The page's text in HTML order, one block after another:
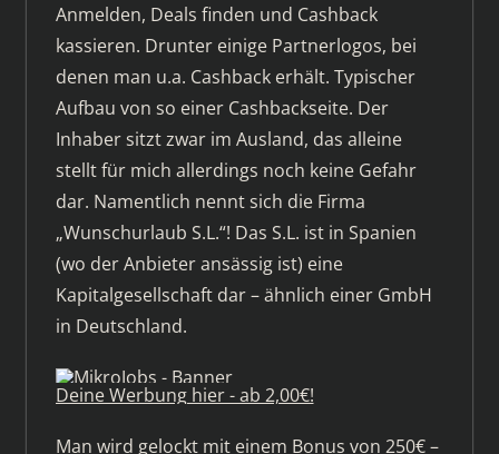
Anmelden, Deals finden und Cashback
kassieren. Drunter einige Partnerlogos, bei
denen man u.a. Cashback erhält. Typischer
Aufbau von so einer Cashbackseite. Der
Inhaber sitzt zwar im Ausland, das alleine
stellt für mich allerdings noch keine Gefahr
dar. Namentlich nennt sich die Firma
„Wunschurlaub S.L.“! Das S.L. ist in Spanien
(wo der Anbieter ansässig ist) eine
Kapitalgesellschaft dar – ähnlich einer GmbH
in Deutschland.
Deine Werbung hier - ab 2,00€!
Man wird gelockt mit einem Bonus von 250€ –